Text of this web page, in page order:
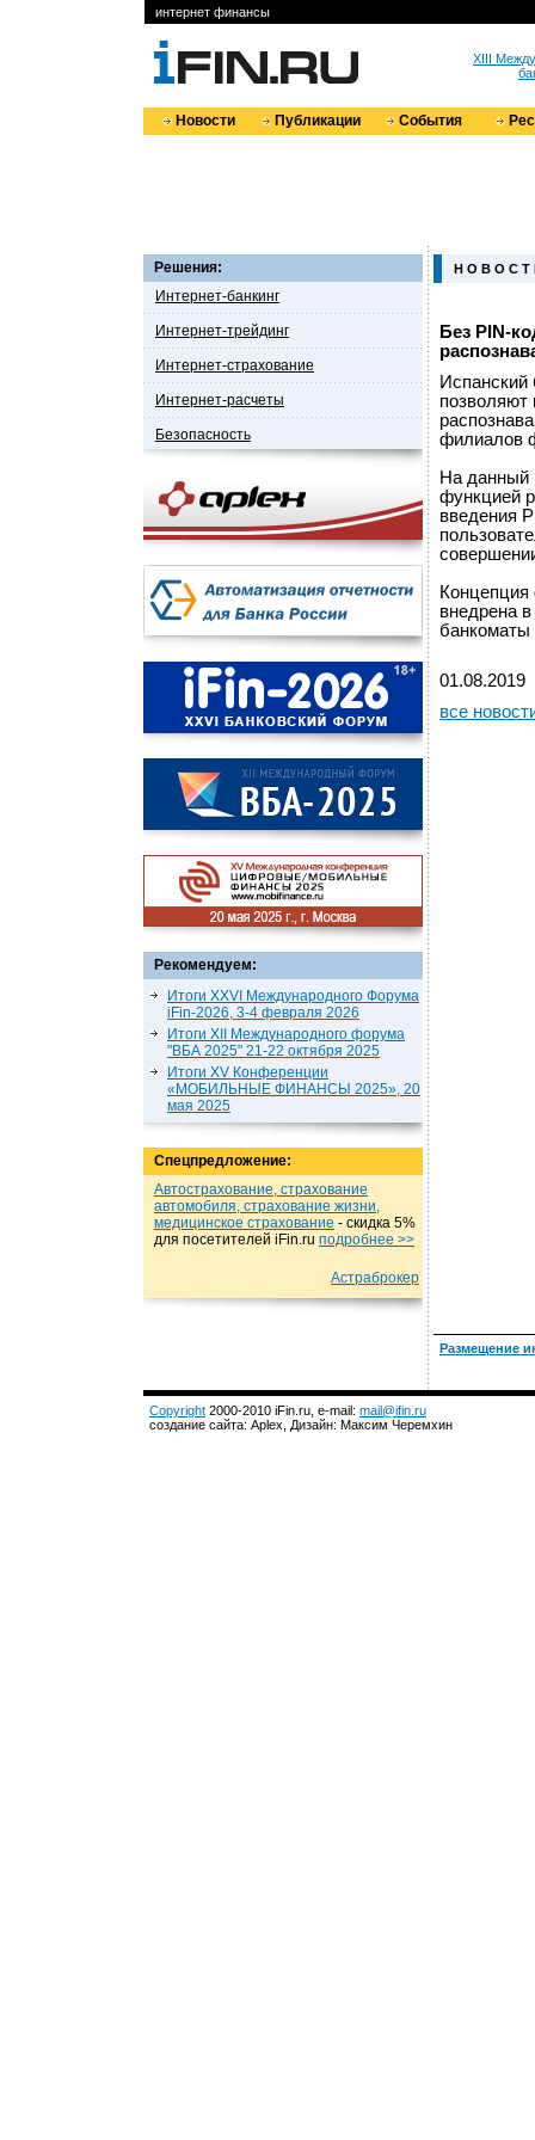
интернет финансы
XIII
Новости Публикации События
Решения:
Интернет-банкинг
Интернет-трейдинг
Интернет-страхование
Интернет-расчеты
Безопасность
Рекомендуем:
Итоги XXVI Международного Форума
iFin-2026, 3-4 февраля 2026
Итоги XII Международного форума
"ВБА 2025" 21-22 октября 2025
Итоги XV Конференции
«МОБИЛЬНЫЕ ФИНАНСЫ 2025», 20
мая 2025
Спецпредложение:
Автострахование, страхование
автомобиля, страхование жизни,
медицинское страхование - cкидка 5%
для посетителей iFin.ru подробнеe >>
Астраброкер
Н О В О С Т
Без PIN-
Испанский
позволяют
филиалов
На данный
функцией
введения
внедрена
банкоматы
01.08.2019
все
Размещение
Copyright 2000-2010 iFin.ru, e-mail: mail@ifin.ru
создание сайта: Aplex, Дизайн: Максим Черемхин